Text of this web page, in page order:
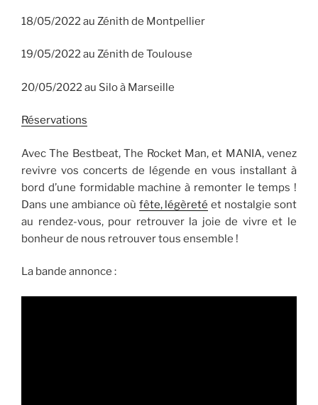
18/05/2022 au Zénith de Montpellier
19/05/2022 au Zénith de Toulouse
20/05/2022 au Silo à Marseille
Réservations
Avec The Bestbeat, The Rocket Man, et MANIA, venez
revivre vos concerts de légende en vous installant à
bord d’une formidable machine à remonter le temps !
Dans une ambiance où fête, légèreté et nostalgie sont
au rendez-vous, pour retrouver la joie de vivre et le
bonheur de nous retrouver tous ensemble !
La bande annonce :